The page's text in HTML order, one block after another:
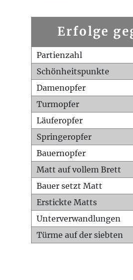
Erfolge
Partienzahl
Schönheitspunkte
Damenopfer
Turmopfer
Läuferopfer
Springeropfer
Bauernopfer
Matt auf vollem Brett
Bauer setzt Matt
Erstickte Matts
Unterverwandlungen
Türme auf der siebten